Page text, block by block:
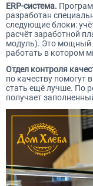
ERP-система.
разработан
следующие блоки:
расчёт заработной
модуль). Это мощный
работать в котором
Отдел контроля
по качеству помогут
стать ещё лучше. По
получает